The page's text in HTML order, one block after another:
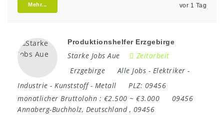
Mehr... vor 1 Tag
Produktionshelfer Erzgebirge
Starke Jobs Aue
Zeitarbeit
Erzgebirge
Alle Jobs - Elektriker -
Industrie - Kunststoff- Metall PLZ: 09456
monatlicher Bruttolohn : €2.500 ~ €3.000
09456
Annaberg-Buchholz, Deutschland, 09456